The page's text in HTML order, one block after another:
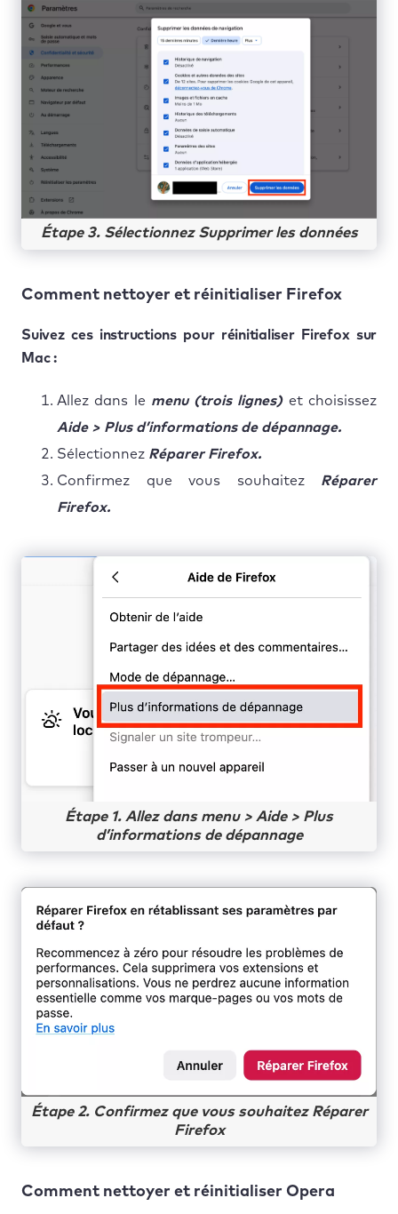
Étape 3. Sélectionnez Supprimer les données
Comment nettoyer et réinitialiser Firefox
Suivez ces instructions pour réinitialiser Firefox sur
Mac :
Allez dans le menu (trois lignes)et choisissez
Aide > Plus d’informations de dépannage.
Sélectionnez Réparer Firefox.
Confirmez que vous souhaitez Réparer
Firefox.
Étape 1. Allez dans menu > Aide > Plus
d’informations de dépannage
Étape 2. Confirmez que vous souhaitez Réparer
Firefox
Comment nettoyer et réinitialiser Opera